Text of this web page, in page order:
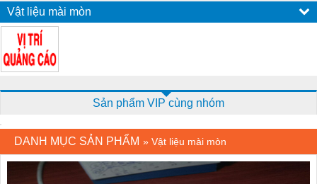
Vật liệu mài mòn
Sản phẩm VIP cùng nhóm
DANH MỤC SẢN PHẨM » Vật liệu mài mòn